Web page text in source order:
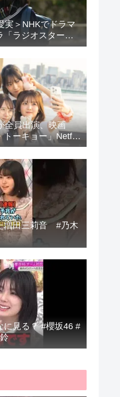
実＞NHKでドラマ
ラジオスター」
ハンパない」「演
声
全員出演、映画
トーキョー」Netflix
増田三莉音 #乃木
に見る？ #櫻坂46 #